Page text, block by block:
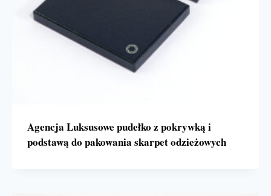
Agencja Luksusowe pudełko z pokrywką i
podstawą do pakowania skarpet odzieżowych